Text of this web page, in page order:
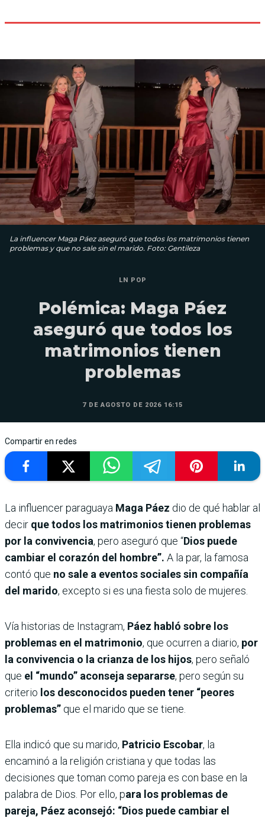
La influencer Maga Páez aseguró que todos los matrimonios tienen
problemas y que no sale sin el marido. Foto: Gentileza
LN POP
Polémica: Maga Páez
aseguró que todos los
matrimonios tienen
problemas
7 DE AGOSTO DE 2026 16:15
Compartir en redes
La influencer paraguaya Maga Páez dio de qué hablar al
decir que todos los matrimonios tienen problemas
por la convivencia, pero aseguró que “Dios puede
cambiar el corazón del hombre”. A la par, la famosa
contó que no sale a eventos sociales sin compañía
del marido, excepto si es una fiesta solo de mujeres.
Vía historias de Instagram, Páez habló sobre los
problemas en el matrimonio, que ocurren a diario, por
la convivencia o la crianza de los hijos, pero señaló
que el “mundo” aconseja separarse, pero según su
criterio los desconocidos pueden tener “peores
problemas” que el marido que se tiene.
Ella indicó que su marido, Patricio Escobar, la
encaminó a la religión cristiana y que todas las
decisiones que toman como pareja es con base en la
palabra de Dios. Por ello, para los problemas de
pareja, Páez aconsejó: “Dios puede cambiar el